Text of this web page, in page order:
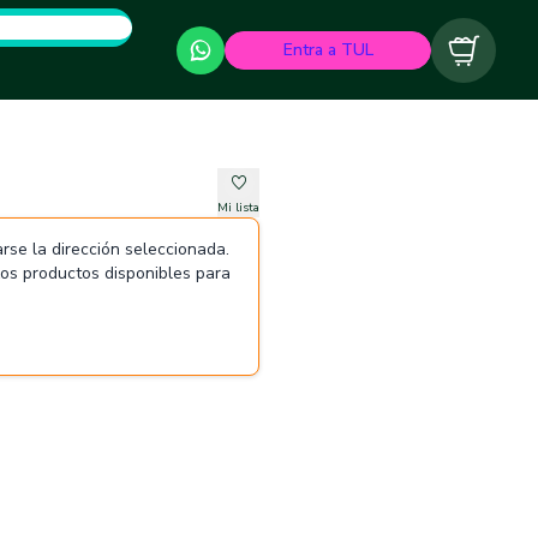
Entra a TUL Carrito
Mi lista
la dirección seleccionada.
productos disponibles para